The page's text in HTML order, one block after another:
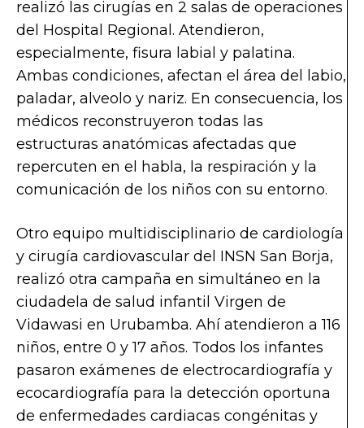
realizó las cirugías en 2 salas de operaciones
del Hospital Regional. Atendieron,
especialmente, fisura labial y palatina.
Ambas condiciones, afectan el área del labio,
paladar, alveolo y nariz. En consecuencia, los
médicos reconstruyeron todas las
estructuras anatómicas afectadas que
repercuten en el habla, la respiración y la
comunicación de los niños con su entorno.
Otro equipo multidisciplinario de cardiología
y cirugía cardiovascular del INSN San Borja,
realizó otra campaña en simultáneo en la
ciudadela de salud infantil Virgen de
Vidawasi en Urubamba. Ahí atendieron a 116
niños, entre 0 y 17 años. Todos los infantes
pasaron exámenes de electrocardiografía y
ecocardiografía para la detección oportuna
de enfermedades cardiacas congénitas y